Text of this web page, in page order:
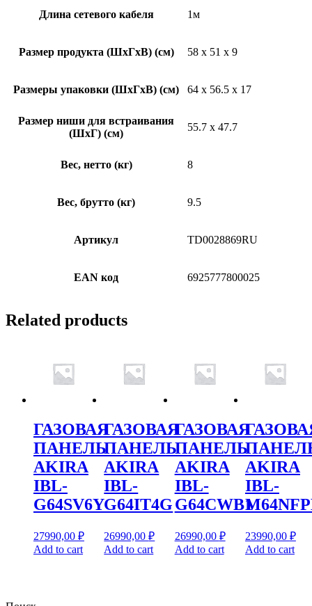
Длина сетевого кабеля 1м
Размер продукта (ШхГхВ) (см) 58 x 51 х 9
Размеры упаковки (ШхГхВ) (см) 64 x 56.5 x 17
Размер ниши для встраивания
(ШхГ) (см)
55.7 х 47.7
Вес, нетто (кг) 8
Вес, брутто (кг) 9.5
Артикул TD0028869RU
EAN код 6925777800025
Related products
ГАЗОВАЯ
ПАНЕЛЬ
AKIRA
IBL-
G64SV6Y
27990,00 ₽
Add to cart
ГАЗОВАЯ
ПАНЕЛЬ
AKIRA
IBL-
G64IT4G
26990,00₽
Add to cart
ГАЗОВАЯ
ПАНЕЛЬ
AKIRA
IBL-
G64CWB1
26990,00 ₽
Add to cart
AKIRA
IBL-
23990,00 ₽
Add to cart